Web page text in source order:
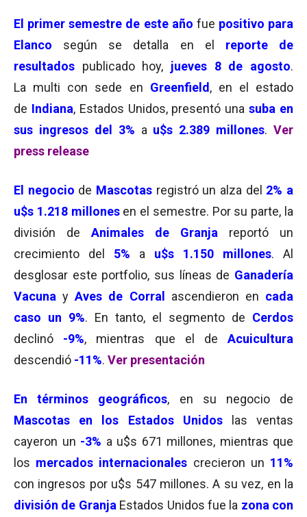
El primer semestre de este año fue positivo para
Elanco según se detalla en el
reporte de
resultados publicado hoy, jueves 8 de agosto.
La multi con sede en Greenfield , en el estado
de Indiana, Estados Unidos, presentó una suba en
sus ingresos del 3% a u$s 2.389 millones. Ver
press release
El negocio de Mascotas registró un alza del 2% a
u$s 1.218 millonesen el semestre. Por su parte, la
división de Animales de Granja reportó un
crecimiento del 5% a u$s 1.150 millones. Al
desglosar este portfolio, sus líneas de Ganadería
VacunayAves de Corral ascendieron en cada
caso un 9%. En tanto, el segmento de Cerdos
declinó -9%, mientras que el deAcuicultura
descendió -11%. Ver presentación
En términos geográficos, en su negocio de
Mascotas en los Estados Unidoslas ventas
cayeron un -3% a u$s 671 millones, mientras que
los mercados internacionales crecieron un 11%
con ingresos por u$s 547 millones. A su vez, en la
división de Granja Estados Unidos fue la zona con